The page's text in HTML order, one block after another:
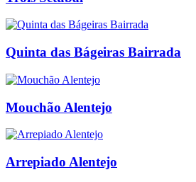
Quinta das Bágeiras Bairrada
Mouchão Alentejo
Arrepiado Alentejo